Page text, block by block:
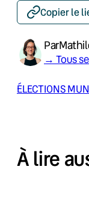
Copier le
Par
→ Tous
ÉLECTIONS
À lire